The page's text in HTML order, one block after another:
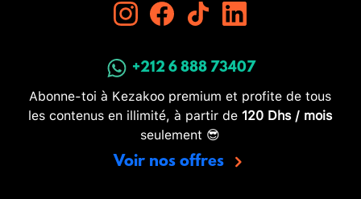
+212 6 888 73407
Abonne-toi à Kezakoo premium et profite de tous
les contenus en illimité, à partir de 120 Dhs / mois
seulement 😎
Voir nos offres